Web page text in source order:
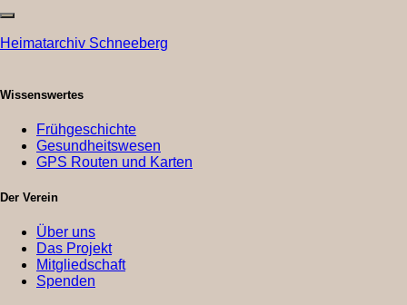
Heimatarchiv Schneeberg
Wissenswertes
Frühgeschichte
Gesundheitswesen
GPS Routen und Karten
Der Verein
Über uns
Das Projekt
Mitgliedschaft
Spenden